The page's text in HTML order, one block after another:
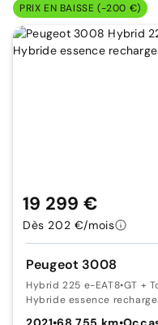
PRIX EN BAISSE (-200 €)
Peugeot 3008
Hybrid 225 e-EAT8•GT +
Hybride essence
19 299 €
Dès 202 €/mois